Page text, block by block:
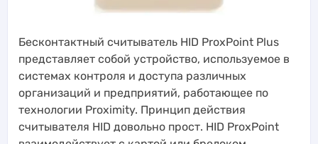
Бесконтактный считыватель HID ProxPoint Plus
представляет собой устройство, используемое в
системах контроля и доступа различных
организаций и предприятий, работающее по
технологии Proximity. Принцип действия
считывателя HID довольно прост. HID ProxPoint